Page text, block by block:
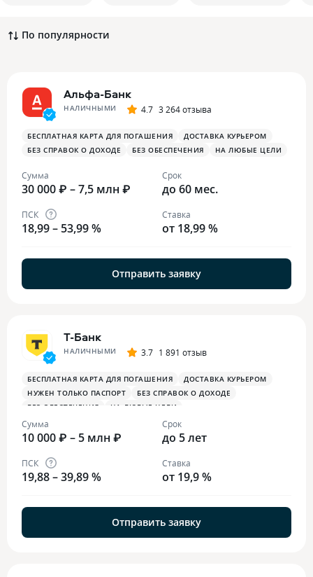
По популярности
Альфа-Банк
НАЛИЧНЫМИ 4.7 3 264 отзыва
БЕСПЛАТНАЯ КАРТА ДЛЯ ПОГАШЕНИЯ
ДОСТАВКА КУРЬЕРОМ
БЕЗ СПРАВОК О ДОХОДЕ
БЕЗ ОБЕСПЕЧЕНИЯ НА ЛЮБЫЕ ЦЕЛИ
Сумма
30 000 ₽ – 7,5 млн ₽
Срок
до 60 мес.
ПСК
18,99 – 53,99 %
Ставка
от 18,99 %
Отправить заявку
Т-Банк
НАЛИЧНЫМИ 3.7 1 891 отзыв
БЕСПЛАТНАЯ КАРТА ДЛЯ ПОГАШЕНИЯ
ДОСТАВКА КУРЬЕРОМ
НУЖЕН ТОЛЬКО ПАСПОРТ
БЕЗ СПРАВОК О ДОХОДЕ
БЕЗ ОБЕСПЕЧЕНИЯ
НА ЛЮБЫЕ ЦЕЛИ
Сумма
10 000 ₽ – 5 млн ₽
Срок
до 5 лет
ПСК
19,88 – 39,89 %
Ставка
от 19,9 %
Отправить заявку